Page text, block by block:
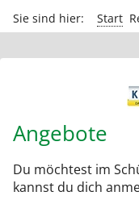
Sie sind hier: Start
Angebote
Du möchtest im
kannst du dich